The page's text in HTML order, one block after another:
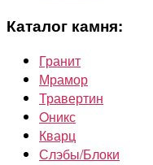
Каталог камня:
Гранит
Мрамор
Травертин
Oникс
Кварц
Слэбы/Блоки